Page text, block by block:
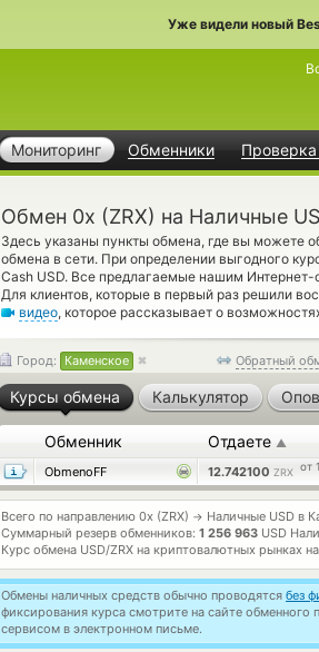
Уже видели новый
Мониторинг Обменники
Обмен 0x (ZRX) на Наличные
Здесь указаны пункты обмена, где вы можете
обмена в сети. При определении выгодного
Cash USD. Все предлагаемые нашим
Для клиентов, которые в первый раз решили
видео, которое рассказывает о
Обратный
Город: Каменское
Курсы обмена Калькулятор
Обменник Отдаете ▲
ObmenoFF 12.742100 ZRX от
Всего по направлению 0x (ZRX) → Наличные USD в
Суммарный резерв обменников: 1 256 963 USD
Курс обмена USD/ZRX на криптовалютных рынках
Обмены наличных средств обычно проводятся без
фиксирования курса смотрите на сайте
сервисом в электронном письме.